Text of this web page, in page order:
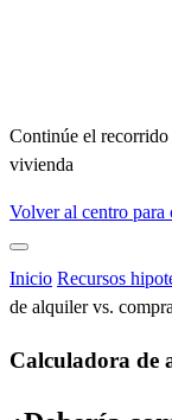
Continúe el
vivienda
Volver al centro para
Inicio Recursos
de alquiler vs. compra
Calculadora de